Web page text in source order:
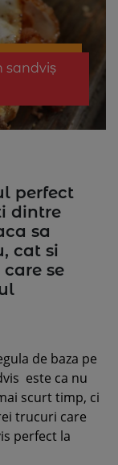
sandviș
perfect
dintre
sa
cat si
se
de baza pe
este ca nu
scurt timp, ci
trucuri care
perfect la